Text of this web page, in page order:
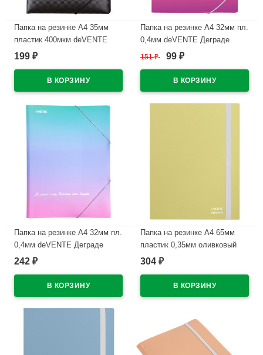
Папка на резинке А4 35мм
пластик 400мкм deVENTE
Тотал Блэк (Total Black)
199 ₽
Папка на резинке А4 32мм пл.
0,4мм deVENTE Деграде
(Degrade) арт.3070310 (Ст.12)
151₽ 99 ₽
Папка на резинке А4 32мм пл.
0,4мм deVENTE Деграде
(Degrade) арт.3070311 (Ст.12)
242 ₽
Папка на резинке А4 65мм
пластик 0,35мм оливковый
deVENTE СигНАТУР
304 ₽